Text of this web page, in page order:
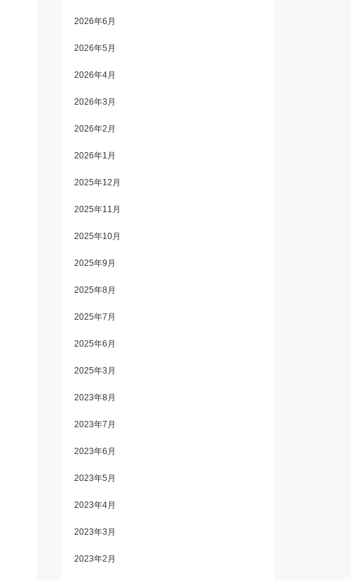
2026年6月
2026年5月
2026年4月
2026年3月
2026年2月
2026年1月
2025年12月
2025年11月
2025年10月
2025年9月
2025年8月
2025年7月
2025年6月
2025年3月
2023年8月
2023年7月
2023年6月
2023年5月
2023年4月
2023年3月
2023年2月